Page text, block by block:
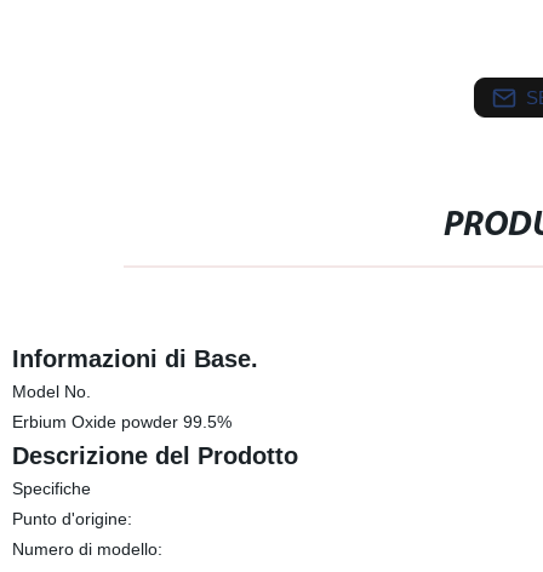
Informazioni di Base.
Model No.
Erbium Oxide powder 99.5%
Descrizione del Prodotto
Specifiche
Punto d'origine:
Numero di modello: